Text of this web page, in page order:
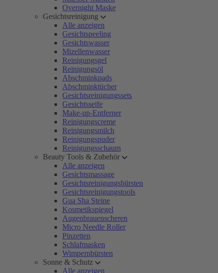
Overnight Maske
Gesichtsreinigung
Alle anzeigen
Gesichtspeeling
Gesichtswasser
Mizellenwasser
Reinigungsgel
Reinigungsöl
Abschminkpads
Abschminktücher
Gesichtsreinigungssets
Gesichtsseife
Make-up-Entferner
Reinigungscreme
Reinigungsmilch
Reinigungspuder
Reinigungsschaum
Beauty Tools & Zubehör
Alle anzeigen
Gesichtsmassage
Gesichtsreinigungsbürsten
Gesichtsreinigungstools
Gua Sha Steine
Kosmetikspiegel
Augenbrauenscheren
Micro Needle Roller
Pinzetten
Schlafmasken
Wimpernbürsten
Sonne & Schutz
Alle anzeigen